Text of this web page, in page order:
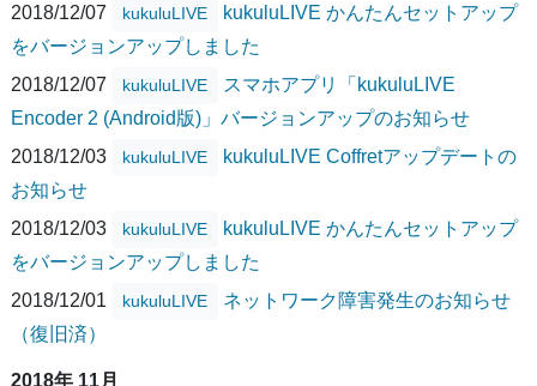
2018/12/07 kukuluLIVE
kukuluLIVE かんたんセットアップ
をバージョンアップしました
2018/12/07
kukuluLIVE
スマホアプリ「kukuluLIVE
Encoder 2 (Android版)」バージョンアップのお知らせ
2018/12/03
kukuluLIVE
kukuluLIVE Coffretアップデートの
お知らせ
2018/12/03
kukuluLIVE
kukuluLIVE かんたんセットアップ
をバージョンアップしました
2018/12/01
kukuluLIVE
ネットワーク障害発生のお知らせ
（復旧済）
2018年 11月